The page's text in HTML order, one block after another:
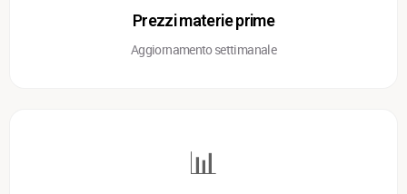
Prezzi materie prime
Aggiornamento settimanale
📊